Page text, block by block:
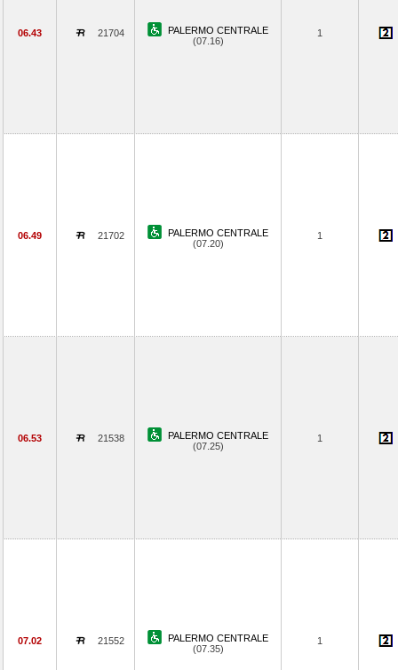
06.43 21704
PALERMO CENTRALE
(07.16)
1
06.49 21702
PALERMO CENTRALE
(07.20)
1
06.53 21538
PALERMO CENTRALE
(07.25)
1
07.02 21552
PALERMO CENTRALE
(07.35)
1